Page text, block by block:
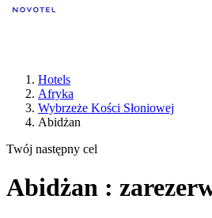
Hotels
Afryka
Wybrzeże Kości Słoniowej
Abidżan
Twój następny cel
Abidżan :